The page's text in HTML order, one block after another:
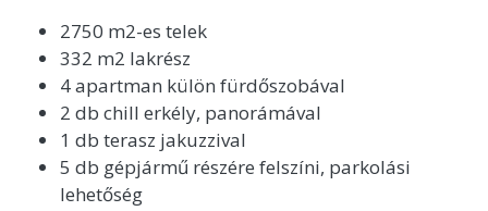
2750 m2-es telek
332 m2 lakrész
4 apartman külön fürdőszobával
2 db chill erkély, panorámával
1 db terasz jakuzzival
5 db gépjármű részére felszíni, parkolási
lehetőség